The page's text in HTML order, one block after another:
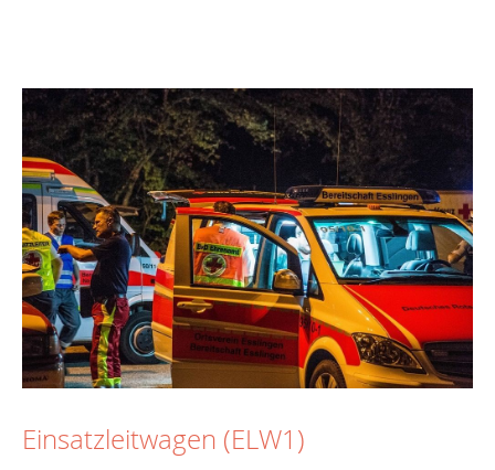
Einsatzleitwagen (ELW1)